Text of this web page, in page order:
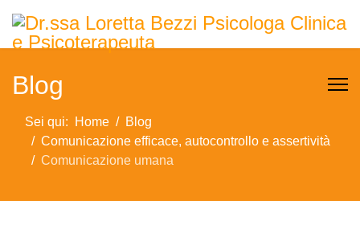
Blog
Sei qui: Home
Blog
Comunicazione efficace, autocontrollo e assertività
Comunicazione umana